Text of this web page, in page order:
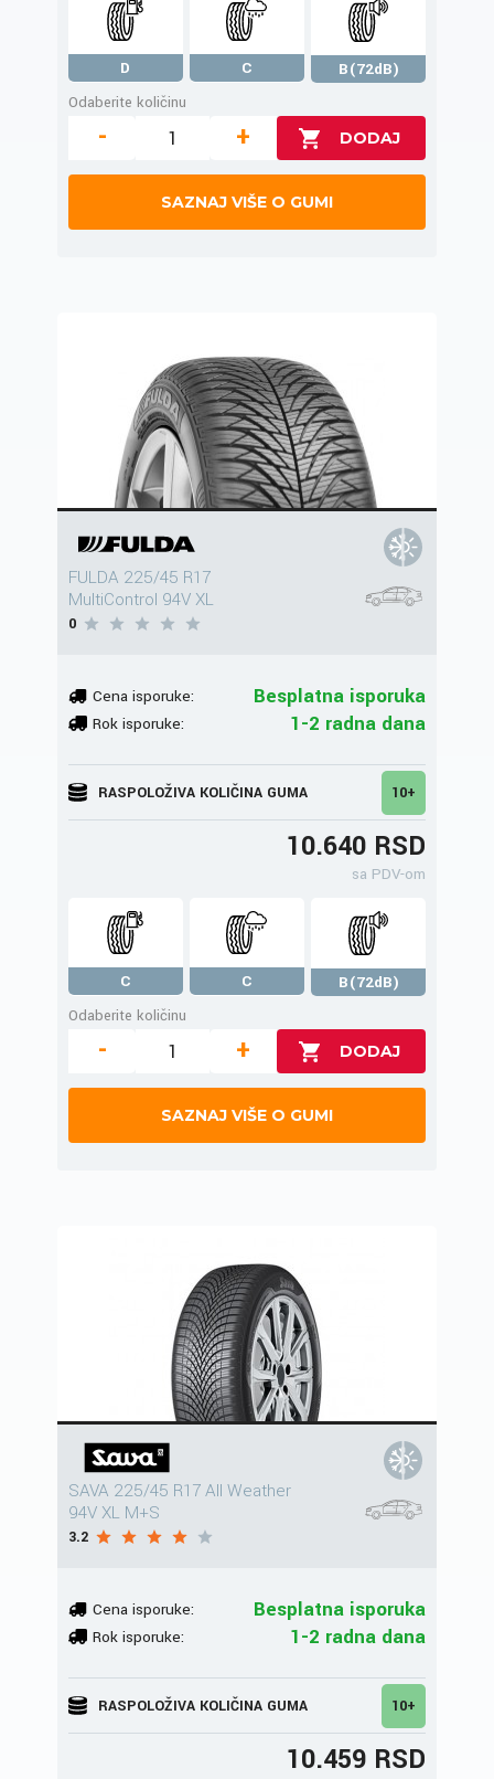
D C
B(72dB)
Odaberite količinu
- +
SAZNAJ VIŠE O GUMI
FULDA 225/45 R17
MultiControl 94V XL
0
Cena isporuke: Besplatna isporuka
Rok isporuke: 1-2 radna dana
RASPOLOŽIVA KOLIČINA GUMA 10+
10.640 RSD
sa PDV-om
C C
B(72dB)
Odaberite količinu
- +
SAZNAJ VIŠE O GUMI
SAVA 225/45 R17 All Weather
94V XL M+S
3.2
Cena isporuke: Besplatna isporuka
Rok isporuke: 1-2 radna dana
RASPOLOŽIVA KOLIČINA GUMA 10+
10.459 RSD